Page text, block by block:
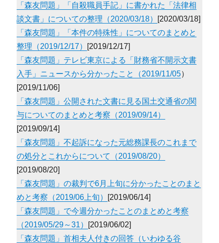
「森友問題」「自殺職員手記」に書かれた「法律相
談文書」についての整理（2020/03/18） [2020/03/18]
「森友問題」「本件の特殊性」についてのまとめと
整理（2019/12/17） [2019/12/17]
「森友問題」テレビ東京による「財務省不開示文書
入手」ニュースから分かったこと（2019/11/05）
[2019/11/06]
「森友問題」公開された文書に見る国土交通省の関
与についてのまとめと考察（2019/09/14）
[2019/09/14]
「森友問題」不起訴になった元総務課長のこれまで
の処分とこれからについて（2019/08/20）
[2019/08/20]
「森友問題」の裁判で6月上旬に分かったことのまと
めと考察（2019/06上旬） [2019/06/14]
「森友問題」で今週分かったことのまとめと考察
（2019/05/29～31） [2019/06/02]
「森友問題」首相夫人付きの回答（いわゆる谷